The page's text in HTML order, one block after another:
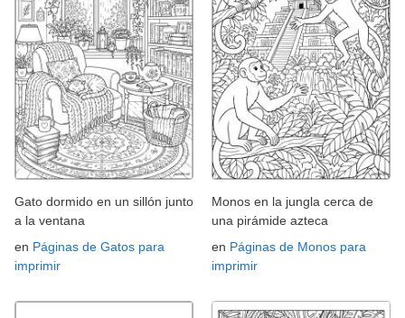
Gato dormido en un sillón junto
a la ventana
en Páginas de Gatos para
imprimir
Monos en la jungla cerca de
una pirámide azteca
en Páginas de Monos para
imprimir